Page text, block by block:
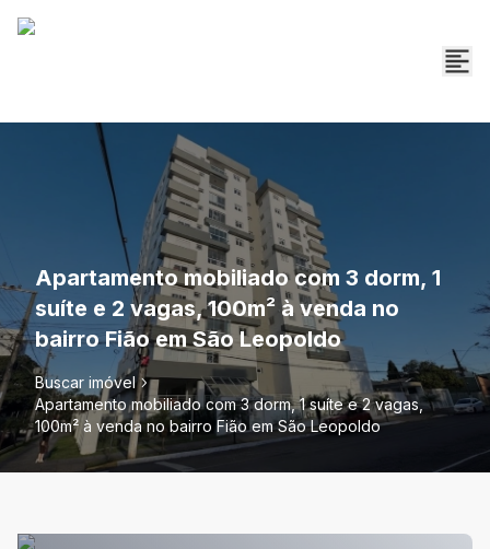
Apartamento mobiliado com 3 dorm, 1
suíte e 2 vagas, 100m² à venda no
bairro Fião em São Leopoldo
Buscar imóvel
Apartamento mobiliado com 3 dorm, 1 suíte e 2 vagas,
100m² à venda no bairro Fião em São Leopoldo